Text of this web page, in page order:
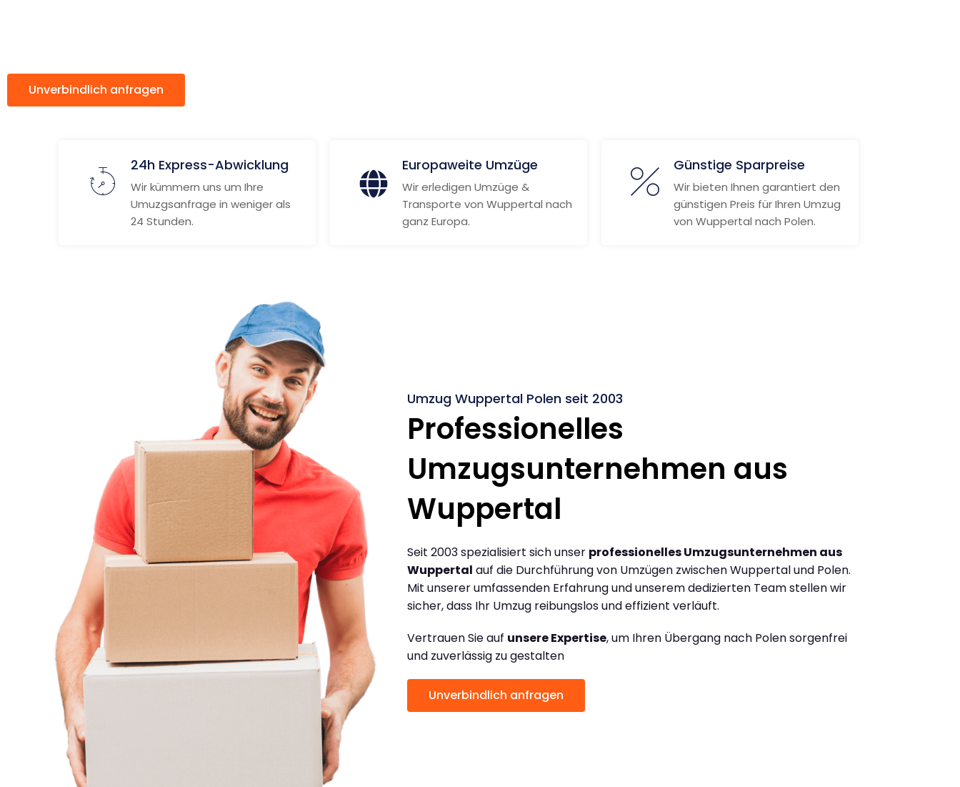
Unverbindlich anfragen
24h Express-Abwicklung
Wir kümmern uns um Ihre
Umuzgsanfrage in weniger als
24 Stunden.
Europaweite Umzüge
Wir erledigen Umzüge &
Transporte von Wuppertal nach
ganz Europa.
Günstige Sparpreise
Wir bieten Ihnen garantiert den
günstigen Preis für Ihren Umzug
von Wuppertal nach Polen.
Umzug Wuppertal Polen seit 2003
Professionelles
Umzugsunternehmen aus
Wuppertal
Seit 2003 spezialisiert sich unser professionelles Umzugsunternehmen aus
Wuppertal auf die Durchführung von Umzügen zwischen Wuppertal und Polen.
Mit unserer umfassenden Erfahrung und unserem dedizierten Team stellen wir
sicher, dass Ihr Umzug reibungslos und effizient verläuft.
Vertrauen Sie auf unsere Expertise, um Ihren Übergang nach Polen sorgenfrei
und zuverlässig zu gestalten
Unverbindlich anfragen